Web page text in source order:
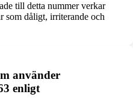
till detta nummer verkar
som dåligt, irriterande och
använder
enligt